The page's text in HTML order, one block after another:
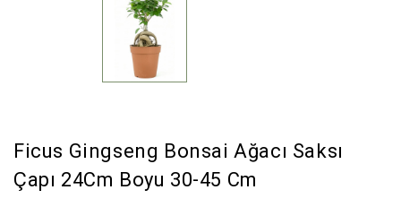
Ficus Gingseng Bonsai Ağacı Saksı
Çapı 24Cm Boyu 30-45 Cm